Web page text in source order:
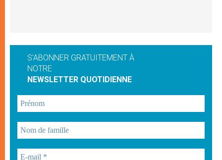
S'ABONNER GRATUITEMENT À
NOTRE
NEWSLETTER QUOTIDIENNE